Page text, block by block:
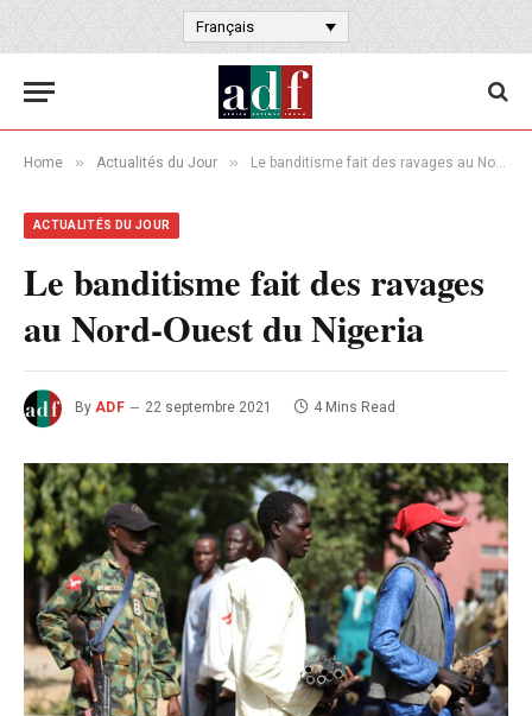
Français
Home » Actualités du Jour » Le banditisme fait des ravages au Nord-Ouest du Nigeria
ACTUALITÉS DU JOUR
Le banditisme fait des ravages
au Nord-Ouest du Nigeria
By ADF 22 septembre 2021 4 Mins Read